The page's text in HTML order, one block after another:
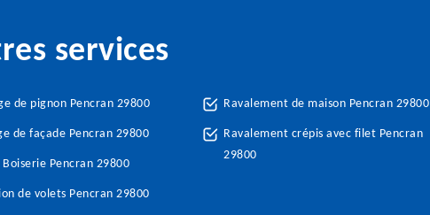
services
de pignon Pencran 29800
de façade Pencran 29800
Pencran 29800
de volets Pencran 29800
Ravalement de maison Pencran 29800
Ravalement crépis avec filet Pencran
29800